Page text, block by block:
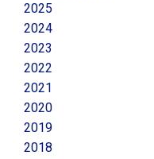
2025
2024
2023
2022
2021
2020
2019
2018